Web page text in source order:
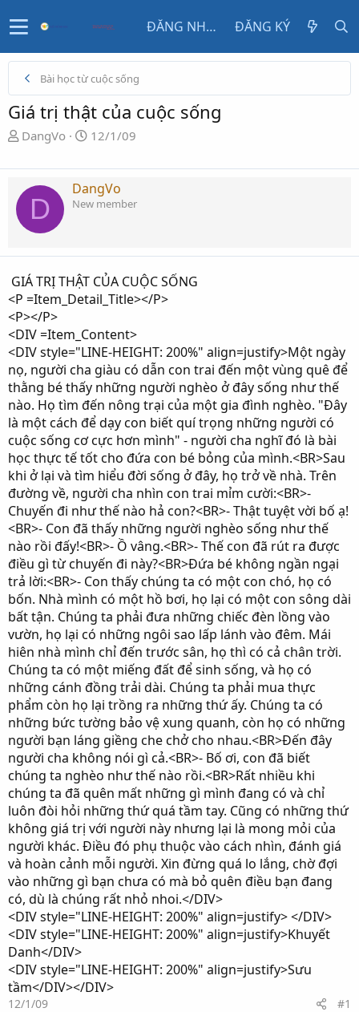
ĐĂNG NHẬP ĐĂNG KÝ
Bài học từ cuộc sống
Giá trị thật của cuộc sống
N
ư
ờ
ở
t
ạ
o
DangVo
N
à
y
g
12/1/09
D
DangVo
New member
GIÁ TRỊ THẬT CỦA CUỘC SỐNG
<P =Item_Detail_Title></P>
<P></P>
<DIV =Item_Content>
<DIV style="LINE-HEIGHT: 200%" align=justify>Một ngày
nọ, người cha giàu có dẫn con trai đến một vùng quê để
thằng bé thấy những người nghèo ở đây sống như thế
nào. Họ tìm đến nông trại của một gia đình nghèo. "Ðây
là một cách để dạy con biết quí trọng những người có
cuộc sống cơ cực hơn mình" - người cha nghĩ đó là bài
học thực tế tốt cho đứa con bé bỏng của mình.<BR>Sau
khi ở lại và tìm hiểu đời sống ở đây, họ trở về nhà. Trên
đường về, người cha nhìn con trai mỉm cười:<BR>-
Chuyến đi như thế nào hả con?<BR>- Thật tuyệt vời bố ạ!
<BR>- Con đã thấy những người nghèo sống như thế
nào rồi đấy!<BR>- Ồ vâng.<BR>- Thế con đã rút ra được
điều gì từ chuyến đi này?<BR>Ðứa bé không ngần ngại
trả lời:<BR>- Con thấy chúng ta có một con chó, họ có
bốn. Nhà mình có một hồ bơi, họ lại có một con sông dài
bất tận. Chúng ta phải đưa những chiếc đèn lồng vào
vườn, họ lại có những ngôi sao lấp lánh vào đêm. Mái
hiên nhà mình chỉ đến trước sân, họ thì có cả chân trời.
Chúng ta có một miếng đất để sinh sống, và họ có
những cánh đồng trải dài. Chúng ta phải mua thực
phẩm còn họ lại trồng ra những thứ ấy. Chúng ta có
những bức tường bảo vệ xung quanh, còn họ có những
người bạn láng giềng che chở cho nhau.<BR>Ðến đây
người cha không nói gì cả.<BR>- Bố ơi, con đã biết
chúng ta nghèo như thế nào rồi.<BR>Rất nhiều khi
chúng ta đã quên mất những gì mình đang có và chỉ
luôn đòi hỏi những thứ quá tầm tay. Cũng có những thứ
không giá trị với người này nhưng lại là mong mỏi của
người khác. Ðiều đó phụ thuộc vào cách nhìn, đánh giá
và hoàn cảnh mỗi người. Xin đừng quá lo lắng, chờ đợi
vào những gì bạn chưa có mà bỏ quên điều bạn đang
có, dù là chúng rất nhỏ nhoi.</DIV>
<DIV style="LINE-HEIGHT: 200%" align=justify> </DIV>
<DIV style="LINE-HEIGHT: 200%" align=justify>Khuyết
Danh</DIV>
<DIV style="LINE-HEIGHT: 200%" align=justify>Sưu
tầm</DIV></DIV>
12/1/09 #1